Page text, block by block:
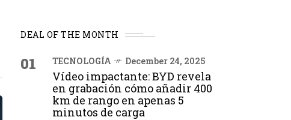
DEAL OF THE MONTH
01 TECNOLOGÍA December 24, 2025
Vídeo impactante: BYD revela
en grabación cómo añadir 400
km de rango en apenas 5
minutos de carga